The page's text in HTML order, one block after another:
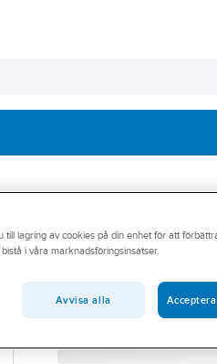
PETZL
Skyddshjälm
SKYDDSHJÄLM PETZL
Artikelnummer:
602863
A010EA00
lagring av cookies på din enhet för att
i våra marknadsföringsinsatser.
Avvisa alla